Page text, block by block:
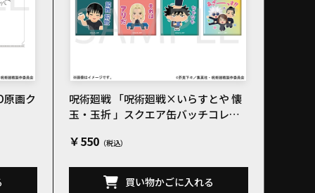
原画ク
呪術廻戦 「呪術廻戦×いらすとや 懐
玉・玉折 」スクエア缶バッチコレク
￥550
買い物かごに入れる